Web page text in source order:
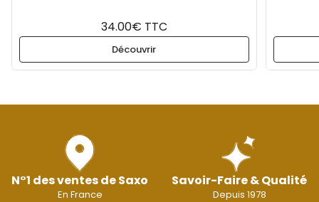
34.00€ TTC
Découvrir
N°1 des ventes de Saxo
En France
Savoir-Faire & Qualité
Depuis 1978